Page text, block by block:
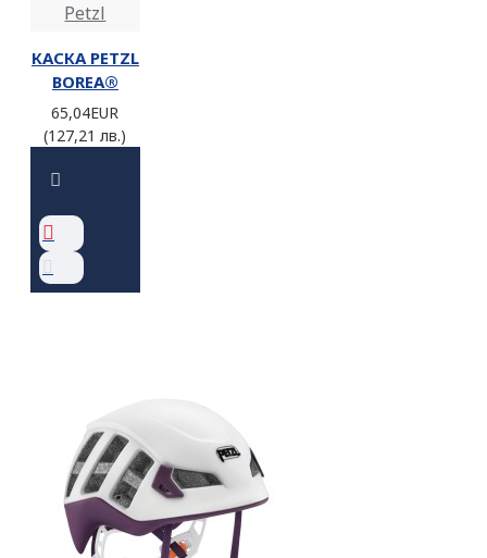
Petzl
КАСКА PETZL
BOREA®
65,04EUR
(127,21 лв.)